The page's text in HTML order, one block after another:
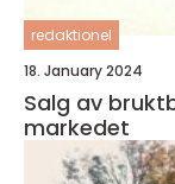
redaktionel
18. January 2024
Salg av
markedet